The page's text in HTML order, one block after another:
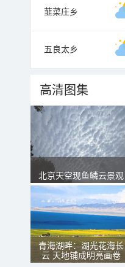
韮菜庄乡
五良太乡
高清图集
北京天空现鱼鳞云景观
青海湖畔：湖光花海长
云 天地铺成明亮画卷